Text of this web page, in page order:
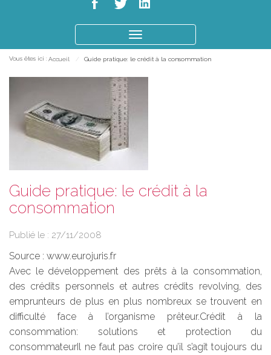
le
Vous êtes ici : Accueil Guide pratique: le crédit à la consommation
Guide pratique: le crédit à la
consommation
Publié le : 27/11/2008
Source : www.eurojuris.fr
Avec le développement des prêts à la consommation,
des crédits personnels et autres crédits revolving, des
emprunteurs de plus en plus nombreux se trouvent en
difficulté face à l’organisme prêteur.Crédit à la
consommation: solutions et protection du
consommateurIl ne faut pas croire qu’il s’agit toujours du